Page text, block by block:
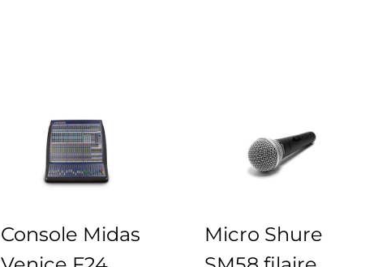
Console Midas
Micro Shure